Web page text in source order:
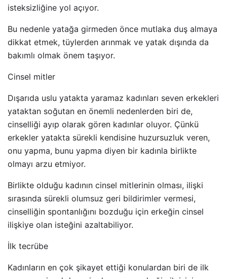
isteksizliğine yol açıyor.
Bu nedenle yatağa girmeden önce mutlaka duş almaya
dikkat etmek, tüylerden arınmak ve yatak dışında da
bakımlı olmak önem taşıyor.
Cinsel mitler
Dışarıda uslu yatakta yaramaz kadınları seven erkekleri
yataktan soğutan en önemli nedenlerden biri de,
cinselliği ayıp olarak gören kadınlar oluyor. Çünkü
erkekler yatakta sürekli kendisine huzursuzluk veren,
onu yapma, bunu yapma diyen bir kadınla birlikte
olmayı arzu etmiyor.
Birlikte olduğu kadının cinsel mitlerinin olması, ilişki
sırasında sürekli olumsuz geri bildirimler vermesi,
cinselliğin spontanlığını bozduğu için erkeğin cinsel
ilişkiye olan isteğini azaltabiliyor.
İlk tecrübe
Kadınların en çok şikayet ettiği konulardan biri de ilk